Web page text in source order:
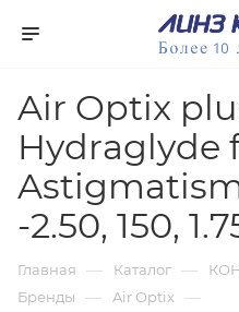
Air Optix
Hydraglyde
-2.50, 150,
Главная — Каталог —
Бренды — Air Optix —